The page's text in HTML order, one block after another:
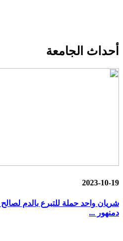
أحداث الجامعة
2023-10-19
شريان واحد حملة للتبرع بالدم
دمنهور ...